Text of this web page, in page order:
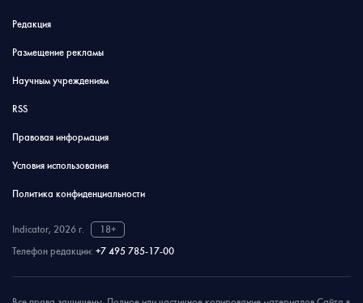
Редакция
Размещение рекламы
Научным учреждениям
RSS
Правовая информация
Условия использования
Политика конфиденциальности
Indicator, 2026 г.
18+
Телефон редакции: +7 495 785-17-00